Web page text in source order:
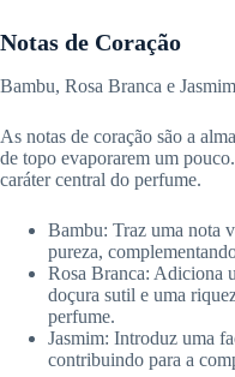
Notas de Coração
Bambu, Rosa Branca e Jasmim
As notas de coração são a
de topo evaporarem um
caráter central do perfume.
Bambu: Traz uma nota
pureza,
Rosa Branca: Adiciona
doçura sutil e uma
perfume.
Jasmim: Introduz uma
contribuindo para a